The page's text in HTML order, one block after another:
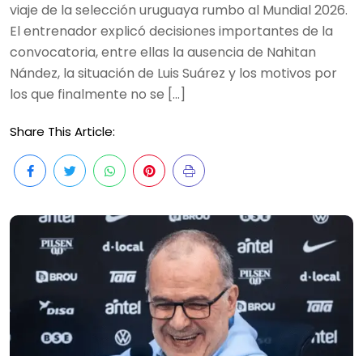
viaje de la selección uruguaya rumbo al Mundial 2026.
El entrenador explicó decisiones importantes de la
convocatoria, entre ellas la ausencia de Nahitan
Nández, la situación de Luis Suárez y los motivos por
los que finalmente no se […]
Share This Article: